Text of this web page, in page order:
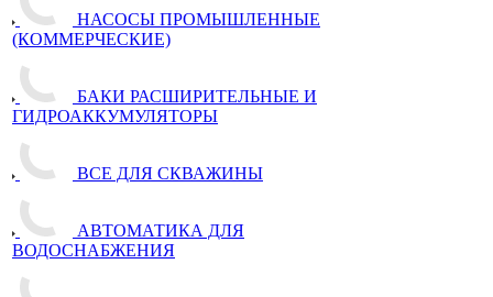
НАСОСЫ ПРОМЫШЛЕННЫЕ
(КОММЕРЧЕСКИЕ)
БАКИ РАСШИРИТЕЛЬНЫЕ И
ГИДРОАККУМУЛЯТОРЫ
ВСЕ ДЛЯ СКВАЖИНЫ
АВТОМАТИКА ДЛЯ
ВОДОСНАБЖЕНИЯ